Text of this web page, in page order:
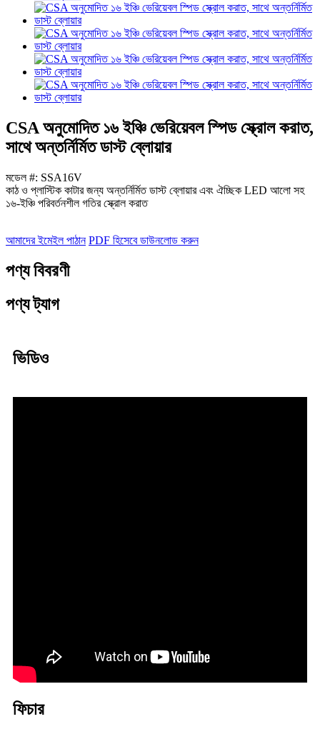
CSA অনুমোদিত ১৬ ইঞ্চি ভেরিয়েবল স্পিড স্ক্রোল করাত,
সাথে অন্তর্নির্মিত ডাস্ট ব্লোয়ার
মডেল #: SSA16V
কাঠ ও প্লাস্টিক কাটার জন্য অন্তর্নির্মিত ডাস্ট ব্লোয়ার এবং ঐচ্ছিক LED আলো সহ
১৬-ইঞ্চি পরিবর্তনশীল গতির স্ক্রোল করাত
আমাদের ইমেইল পাঠান PDF হিসেবে ডাউনলোড করুন
পণ্য বিবরণী
পণ্য ট্যাগ
ভিডিও
ফিচার